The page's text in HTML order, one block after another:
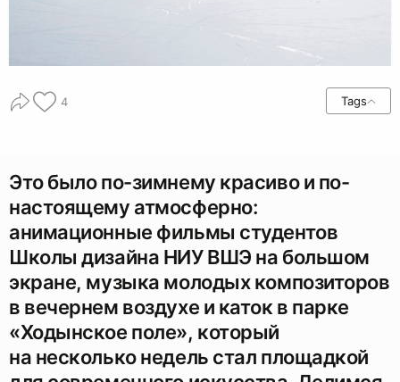
4 Tags
Это было по-зимнему красиво и по-
настоящему атмосферно:
анимационные фильмы студентов
Школы дизайна НИУ ВШЭ на большом
экране, музыка молодых композиторов
в вечернем воздухе и каток в парке
«Ходынское поле», который
на несколько недель стал площадкой